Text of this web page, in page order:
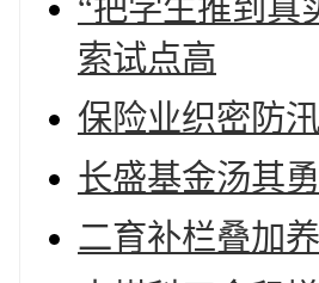
“把学生推到
索试点高
保险业织密防
长盛基金汤其
二育补栏叠加